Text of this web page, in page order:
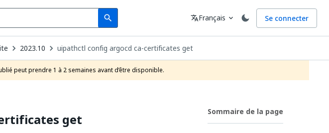
search
Search Langue
translateFrançais expand_more Se connecter
2023.10 uipathctl config argocd ca-certificates get
peut prendre 1 à 2 semaines avant d’être disponible.
get Sommaire de la page